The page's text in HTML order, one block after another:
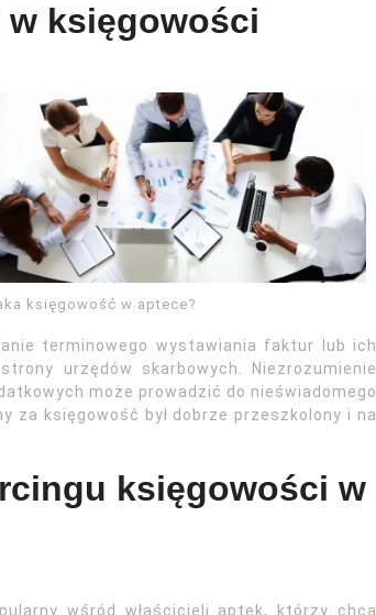
w księgowości
księgowość w aptece?
terminowego wystawiania faktur lub ich
urzędów skarbowych. Niezrozumienie
może prowadzić do nieświadomego
za księgowość był dobrze przeszkolony i na
księgowości w
wśród właścicieli aptek, którzy chcą